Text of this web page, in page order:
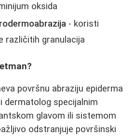
oksida
- koristi
različitih granulacija
površnu abraziju epiderma
dermatolog specijalnim
glavom ili sistemom
odstranjuje površinski